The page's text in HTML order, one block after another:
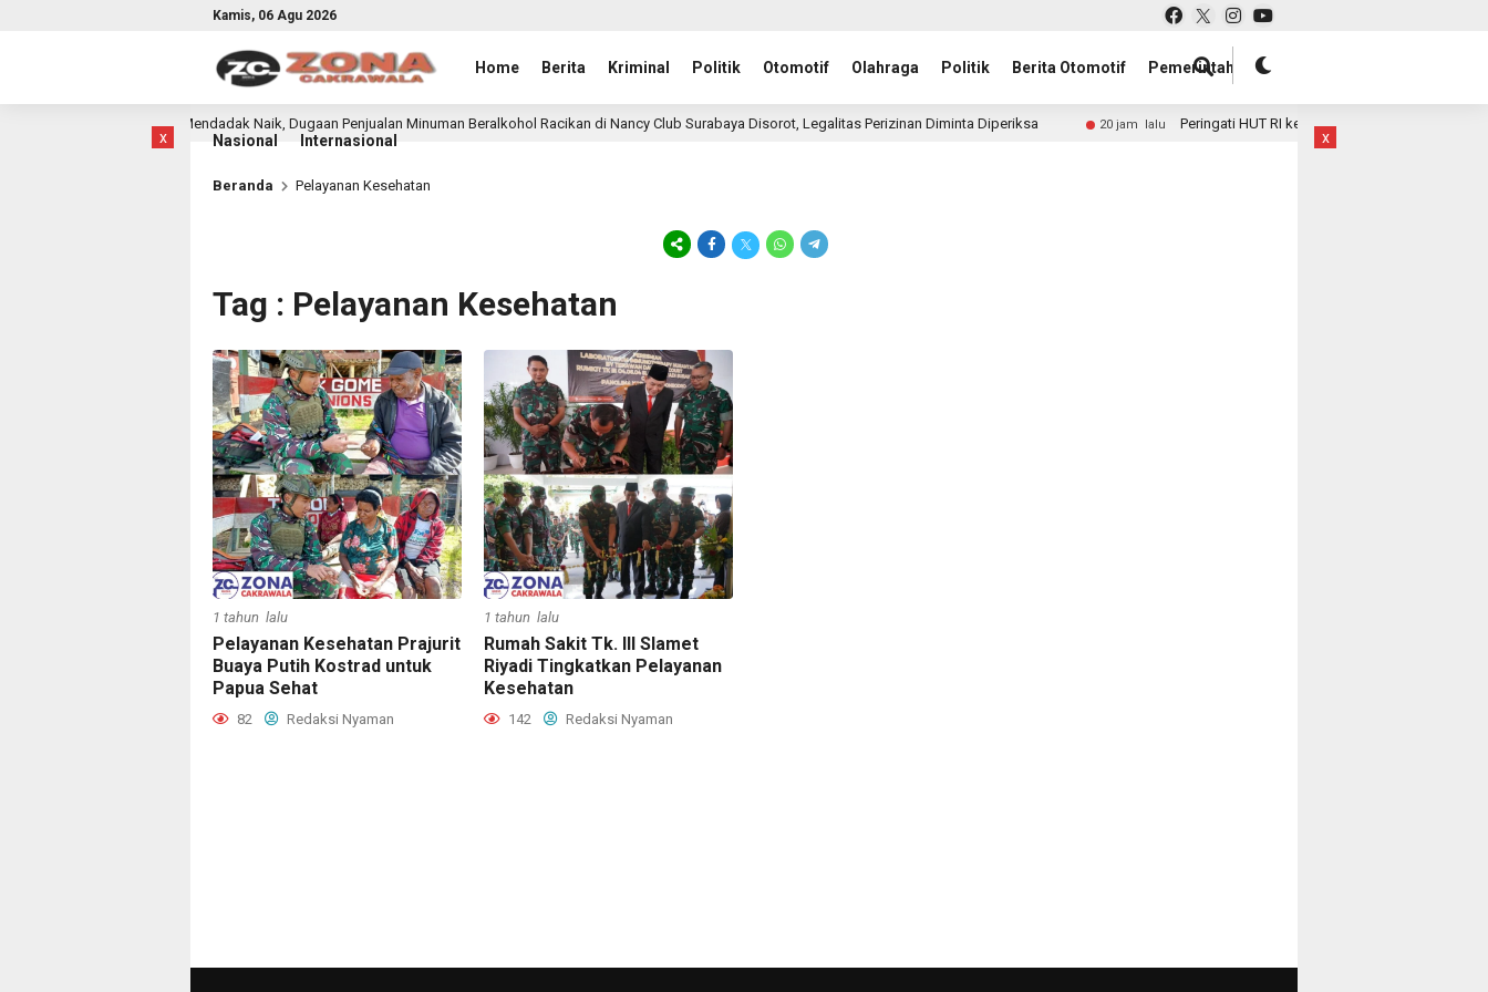
Kamis, 06 Agu 2026
Home Berita Kriminal Politik Otomotif Olahraga Politik Berita Otomotif Pemerintah
Nasional Internasional
x
Harga Minuman Mendadak Naik, Dugaan Penjualan Minuman Beralkohol Racikan di Nancy Club Surabaya Disorot, Legalitas Perizinan Diminta Diperiksa 20 jam lalu Peringati HUT RI ke-81, Aksi Donor Darah Pegawai
Beranda Pelayanan Kesehatan
Tag : Pelayanan Kesehatan
1 tahun lalu
Pelayanan Kesehatan Prajurit
Buaya Putih Kostrad untuk
Papua Sehat
82 Redaksi Nyaman
1 tahun lalu
Rumah Sakit Tk. III Slamet
Riyadi Tingkatkan Pelayanan
Kesehatan
142 Redaksi Nyaman
x